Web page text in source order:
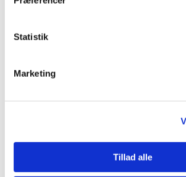
Statistik
Marketing
Tillad alle
Kontakt os